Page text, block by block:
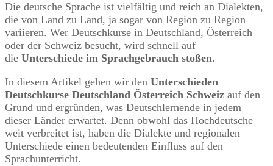
Die deutsche Sprache ist vielfältig und reich an Dialekten,
die von Land zu Land, ja sogar von Region zu Region
variieren. Wer Deutschkurse in Deutschland, Österreich
oder der Schweiz besucht, wird schnell auf
die Unterschiede im Sprachgebrauch stoßen.
In diesem Artikel gehen wir den Unterschieden
Deutschkurse Deutschland Österreich Schweiz auf den
Grund und ergründen, was Deutschlernende in jedem
dieser Länder erwartet. Denn obwohl das Hochdeutsche
weit verbreitet ist, haben die Dialekte und regionalen
Unterschiede einen bedeutenden Einfluss auf den
Sprachunterricht.